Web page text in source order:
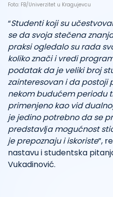
Foto: FB/Univerzitet u Kragujevcu
“Studenti koji su
se da svoja stečena
praksi ogledalo su rada
koliko znači i vredi
podatak da je veliki broj
zainteresovan i da postoji
nekom budućem periodu
primenjeno kao vid
je jedino potrebno da se
predstavlјa mogućnost
je prepoznaju i iskoriste”,
nastavu i studentska
Vukadinović.